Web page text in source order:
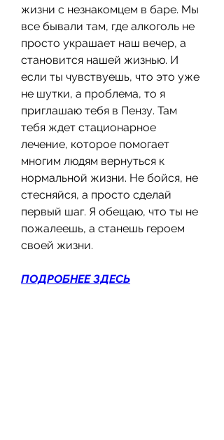
жизни с незнакомцем в баре. Мы
все бывали там, где алкоголь не
просто украшает наш вечер, а
становится нашей жизнью. И
если ты чувствуешь, что это уже
не шутки, а проблема, то я
приглашаю тебя в Пензу. Там
тебя ждет стационарное
лечение, которое помогает
многим людям вернуться к
нормальной жизни. Не бойся, не
стесняйся, а просто сделай
первый шаг. Я обещаю, что ты не
пожалеешь, а станешь героем
своей жизни.
ПОДРОБНЕЕ ЗДЕСЬ